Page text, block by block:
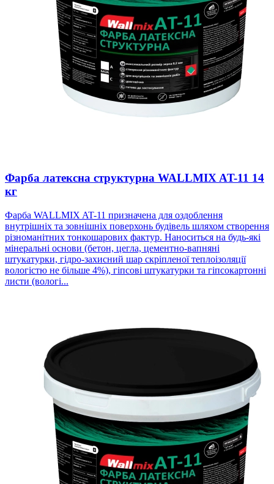
Фарба латексна структурна WALLMIX AT-11 14
кг
Фарба WALLMIX AT-11 призначена для оздоблення
внутрішніх та зовнішніх поверхонь будівель шляхом створення
різноманітних тонкошарових фактур. Наноситься на будь-які
мінеральні основи (бетон, цегла, цементно-вапняні
штукатурки, гідро-захисний шар скріпленої теплоізоляції
вологістю не більше 4%), гіпсові штукатурки та гіпсокартонні
листи (вологі...